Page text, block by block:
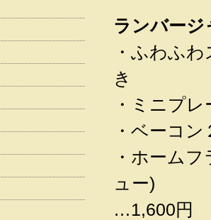
ランバー
・ふわふ
き
・ミニプ
・ベーコン
・ホーム
ュー)
…1,600円